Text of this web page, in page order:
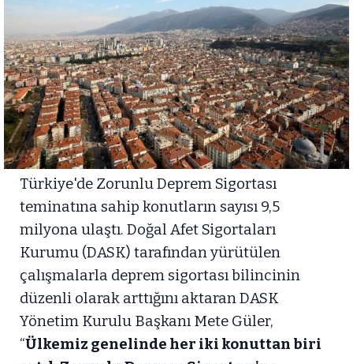
Türkiye'de Zorunlu Deprem Sigortası
teminatına sahip konutların sayısı 9,5
milyona ulaştı. Doğal Afet Sigortaları
Kurumu (DASK) tarafından yürütülen
çalışmalarla deprem sigortası bilincinin
düzenli olarak arttığını aktaran DASK
Yönetim Kurulu Başkanı Mete Güler,
“Ülkemiz genelinde her iki konuttan biri